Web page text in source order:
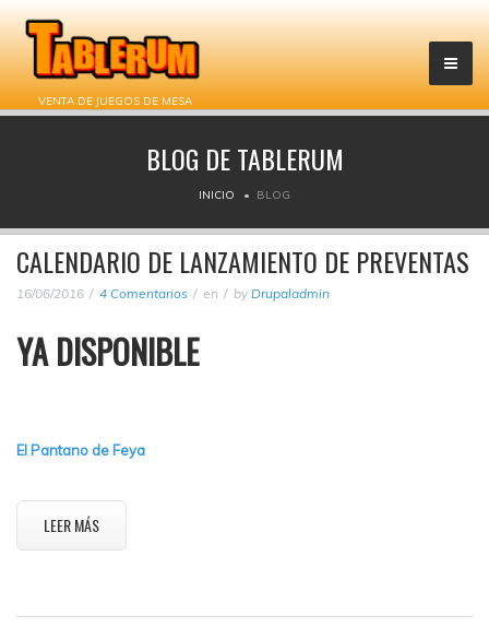
VENTA DE JUEGOS DE MESA
BLOG DE TABLERUM
INICIO BLOG
CALENDARIO DE LANZAMIENTO DE PREVENTAS
16/06/2016 4 Comentarios en by Drupaladmin
YA DISPONIBLE
El Pantano de Feya
LEER MÁS